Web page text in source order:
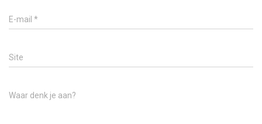
E-mail *
Site
Waar denk je aan?